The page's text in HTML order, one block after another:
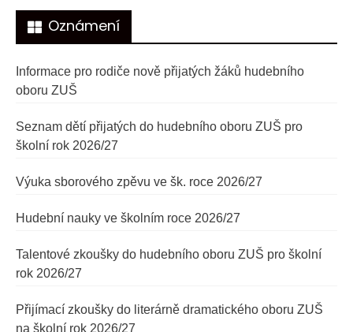
Oznámení
Informace pro rodiče nově přijatých žáků hudebního
oboru ZUŠ
Seznam dětí přijatých do hudebního oboru ZUŠ pro
školní rok 2026/27
Výuka sborového zpěvu ve šk. roce 2026/27
Hudební nauky ve školním roce 2026/27
Talentové zkoušky do hudebního oboru ZUŠ pro školní
rok 2026/27
Přijímací zkoušky do literárně dramatického oboru ZUŠ
na školní rok 2026/27